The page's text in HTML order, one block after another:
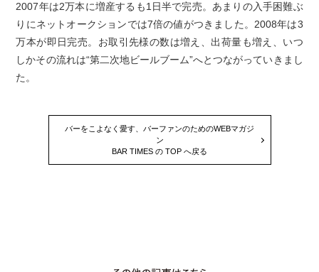
2007年は2万本に増産するも1日半で完売。あまりの入手困難ぶ
りにネットオークションでは7倍の値がつきました。2008年は3
万本が即日完売。お取引先様の数は増え、出荷量も増え、いつ
しかその流れは“第二次地ビールブーム”へとつながっていきまし
た。
バーをこよなく愛す、バーファンのためのWEBマガジ
ン
BAR TIMES の TOP へ戻る